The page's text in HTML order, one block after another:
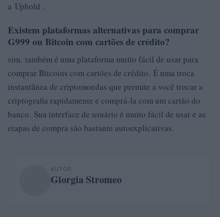
a Uphold .
Existem plataformas alternativas para comprar
G999 ou Bitcoin com cartões de crédito?
sim. também é uma plataforma muito fácil de usar para
comprar Bitcoins com cartões de crédito. É uma troca
instantânea de criptomoedas que permite a você trocar a
criptografia rapidamente e comprá-la com um cartão do
banco. Sua interface de usuário é muito fácil de usar e as
etapas de compra são bastante autoexplicativas.
AUTOR
Giorgia Stromeo